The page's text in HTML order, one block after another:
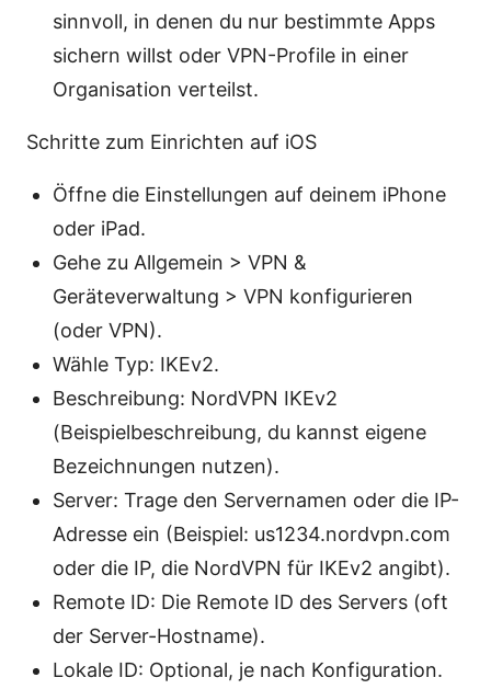
sinnvoll, in denen du nur bestimmte Apps
sichern willst oder VPN-Profile in einer
Organisation verteilst.
Schritte zum Einrichten auf iOS
Öffne die Einstellungen auf deinem iPhone
oder iPad.
Gehe zu Allgemein > VPN &
Geräteverwaltung > VPN konfigurieren
(oder VPN).
Wähle Typ: IKEv2.
Beschreibung: NordVPN IKEv2
(Beispielbeschreibung, du kannst eigene
Bezeichnungen nutzen).
Server: Trage den Servernamen oder die IP-
Adresse ein (Beispiel: us1234.nordvpn.com
oder die IP, die NordVPN für IKEv2 angibt).
Remote ID: Die Remote ID des Servers (oft
der Server-Hostname).
Lokale ID: Optional, je nach Konfiguration.